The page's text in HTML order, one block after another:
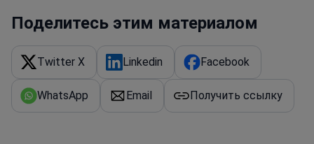
Поделитесь этим материалом
Twitter X Linkedin Facebook
WhatsApp Email Получить ссылку